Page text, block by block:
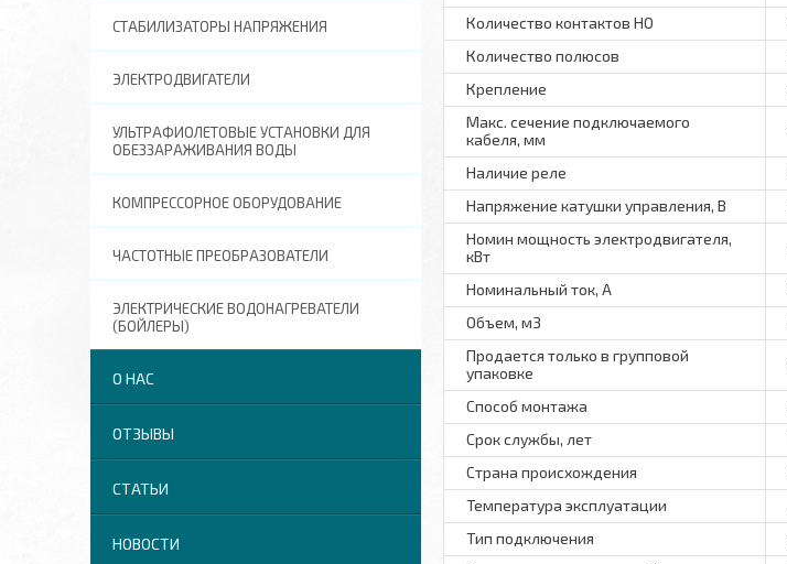
Количество контактов НО
Количество полюсов
Крепление
Макс. сечение подключаемого
кабеля, мм
Наличие реле
Напряжение катушки управления, В
Номин мощность электродвигателя,
кВт
Номинальный ток, А
Объем, м3
Продается только в групповой
упаковке
Способ монтажа
Срок службы, лет
Страна происхождения
Температура эксплуатации
Тип подключения
СТАБИЛИЗАТОРЫ НАПРЯЖЕНИЯ
ЭЛЕКТРОДВИГАТЕЛИ
УЛЬТРАФИОЛЕТОВЫЕ УСТАНОВКИ ДЛЯ
ОБЕЗЗАРАЖИВАНИЯ ВОДЫ
КОМПРЕССОРНОЕ ОБОРУДОВАНИЕ
ЧАСТОТНЫЕ ПРЕОБРАЗОВАТЕЛИ
ЭЛЕКТРИЧЕСКИЕ ВОДОНАГРЕВАТЕЛИ
(БОЙЛЕРЫ)
О НАС
ОТЗЫВЫ
СТАТЬИ
НОВОСТИ